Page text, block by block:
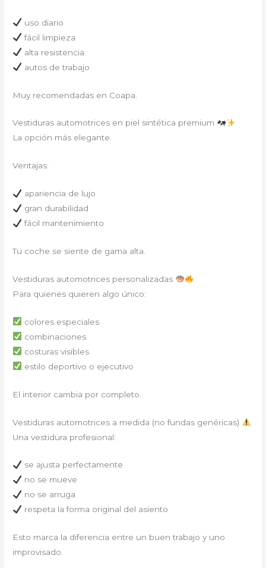
uso diario
fácil limpieza
alta resistencia
autos de trabajo
Muy recomendadas en Coapa.
Vestiduras automotrices en piel sintética premium
La opción más elegante.
Ventajas:
apariencia de lujo
gran durabilidad
fácil mantenimiento
Tu coche se siente de gama alta.
Vestiduras automotrices personalizadas
Para quienes quieren algo único:
colores especiales
combinaciones
costuras visibles
estilo deportivo o ejecutivo
El interior cambia por completo.
Vestiduras automotrices a medida (no fundas genéricas)
Una vestidura profesional:
se ajusta perfectamente
no se mueve
no se arruga
respeta la forma original del asiento
Esto marca la diferencia entre un buen trabajo y uno
improvisado.